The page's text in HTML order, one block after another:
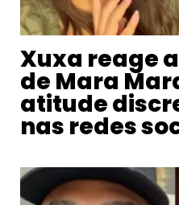
Xuxa reage
de Mara
atitude
nas redes